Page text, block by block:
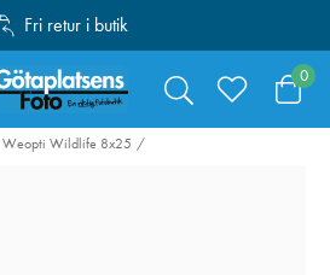
Fri retur i butik
Personlig service
Fri frakt över 1000:-
0
Weopti Wildlife 8x25